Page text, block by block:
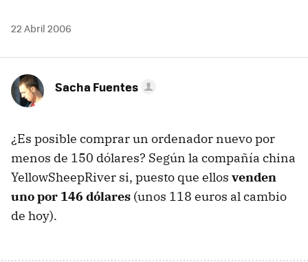
22 Abril 2006
Sacha Fuentes
¿Es posible comprar un ordenador nuevo por
menos de 150 dólares? Según la compañía china
YellowSheepRiver si, puesto que ellos venden
uno por 146 dólares (unos 118 euros al cambio
de hoy).